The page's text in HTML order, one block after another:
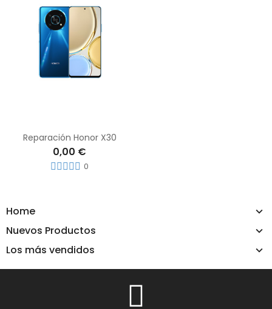
Home
Nuevos Productos
Los más vendidos
Reparación Honor X30
0,00 €
0